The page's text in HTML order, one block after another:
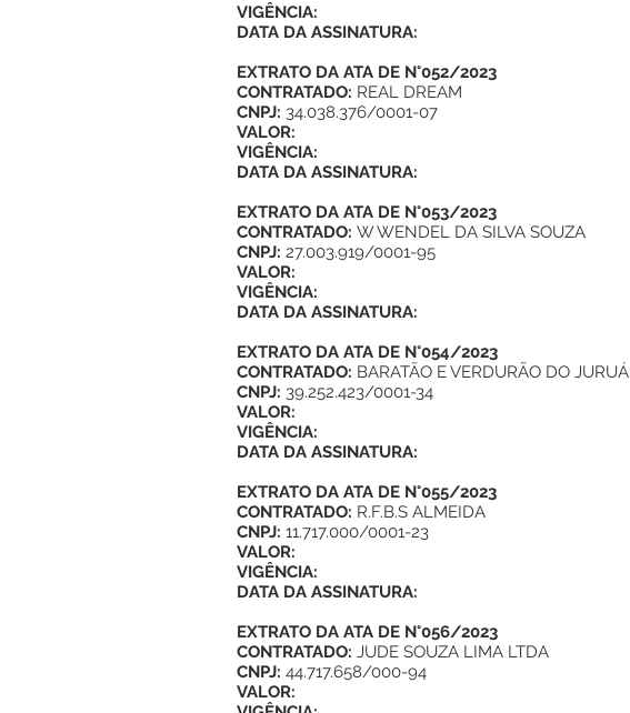
VIGÊNCIA:
DATA DA ASSINATURA:
EXTRATO DA ATA DE N°052/2023
CONTRATADO: REAL DREAM
CNPJ: 34.038.376/0001-07
VALOR:
VIGÊNCIA:
DATA DA ASSINATURA:
EXTRATO DA ATA DE N°053/2023
CONTRATADO: W WENDEL DA SILVA SOUZA
CNPJ: 27.003.919/0001-95
VALOR:
VIGÊNCIA:
DATA DA ASSINATURA:
EXTRATO DA ATA DE N°054/2023
CONTRATADO: BARATÃO E VERDURÃO DO JURUÁ
CNPJ: 39.252.423/0001-34
VALOR:
VIGÊNCIA:
DATA DA ASSINATURA:
EXTRATO DA ATA DE N°055/2023
CONTRATADO: R.F.B.S ALMEIDA
CNPJ: 11.717.000/0001-23
VALOR:
VIGÊNCIA:
DATA DA ASSINATURA:
EXTRATO DA ATA DE N°056/2023
CONTRATADO: JUDE SOUZA LIMA LTDA
CNPJ: 44.717.658/000-94
VALOR: